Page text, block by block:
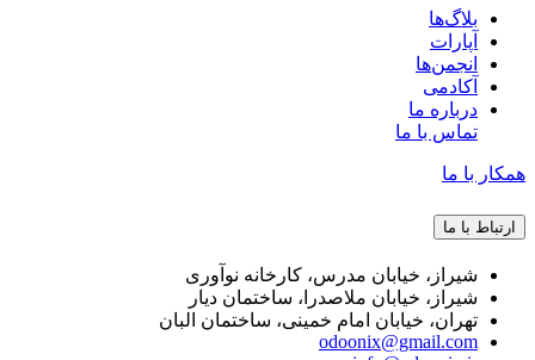
بلاگ‌ها
آپارات
انجمن‌ها
آکادمی
درباره ما
تماس با ما
همکار با ما
ارتباط با ما
شیراز، خیابان مدرس، کارخانه نوآوری
شیراز، خیابان ملاصدرا، ساختمان دیار
تهران، خیابان امام خمینی، ساختمان البان
odoonix@gmail.com